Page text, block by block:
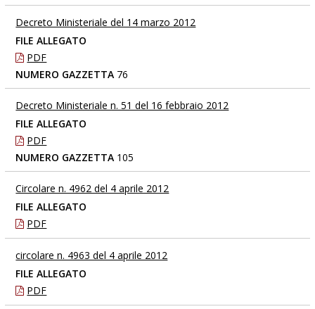
Decreto Ministeriale del 14 marzo 2012
FILE ALLEGATO
PDF
NUMERO GAZZETTA 76
Decreto Ministeriale n. 51 del 16 febbraio 2012
FILE ALLEGATO
PDF
NUMERO GAZZETTA 105
Circolare n. 4962 del 4 aprile 2012
FILE ALLEGATO
PDF
circolare n. 4963 del 4 aprile 2012
FILE ALLEGATO
PDF